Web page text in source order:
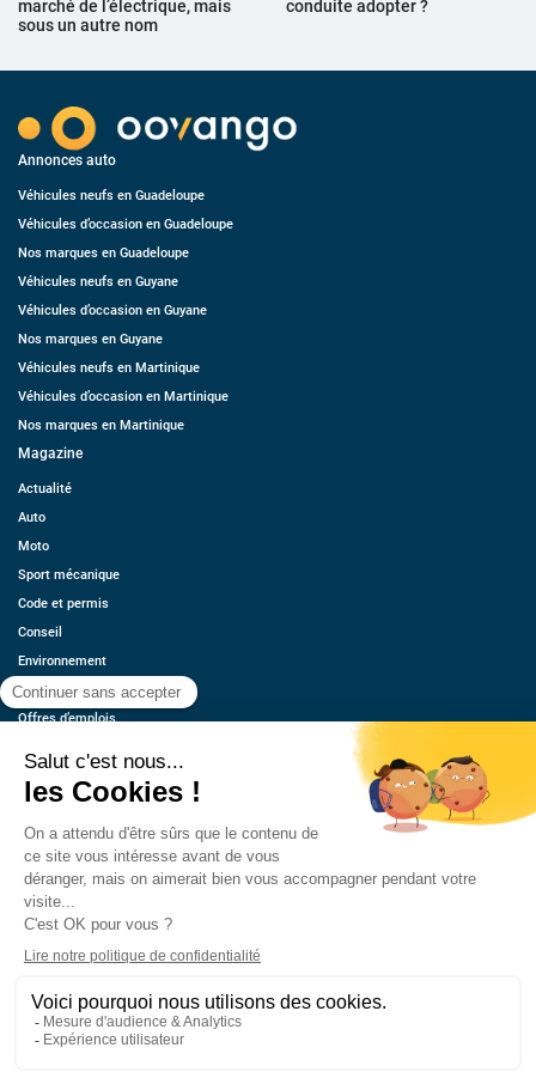
marché de l’électrique, mais
sous un autre nom
conduite adopter ?
Annonces auto
Véhicules neufs en Guadeloupe
Véhicules d’occasion en Guadeloupe
Nos marques en Guadeloupe
Véhicules neufs en Guyane
Véhicules d’occasion en Guyane
Nos marques en Guyane
Véhicules neufs en Martinique
Véhicules d’occasion en Martinique
Nos marques en Martinique
Magazine
Actualité
Auto
Moto
Sport mécanique
Code et permis
Conseil
Environnement
Économie
Offres d’emplois
Contact
Estimez votre voiture
Mentions légales
CGU